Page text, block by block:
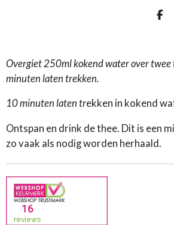
D
n
Overgiet 250ml kokend water over twee
minuten laten trekken.
10 minuten laten trekken in kokend
Ontspan en drink de thee. Dit is een
zo vaak als nodig worden herhaald.